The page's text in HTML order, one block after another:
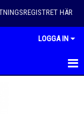
HÄR
LOGGA IN